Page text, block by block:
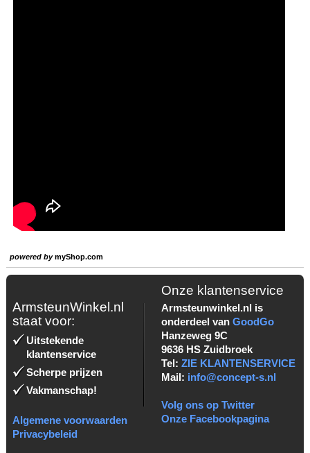
powered bymyShop.com
ArmsteunWinkel.nl
staat voor:
Uitstekende
klantenservice
Scherpe prijzen
Vakmanschap!
Algemene voorwaarden
Privacybeleid
Onze klantenservice
Armsteunwinkel.nl is
onderdeel van GoodGo
Hanzeweg 9C
9636 HS Zuidbroek
Tel: ZIE KLANTENSERVICE
Mail: info@concept-s.nl
Volg ons op Twitter
Onze Facebookpagina